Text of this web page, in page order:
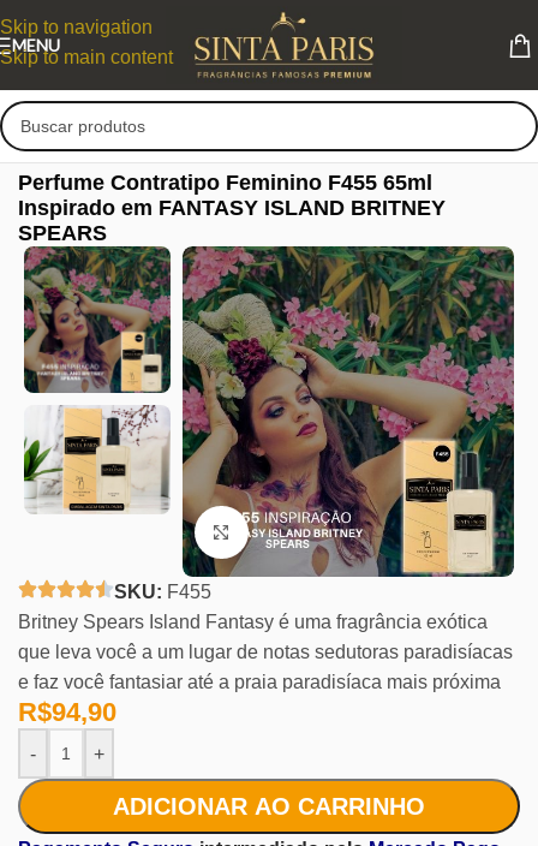
Skip to navigation
Skip to main content
MENU
Perfume Contratipo Feminino F455 65ml
Inspirado em FANTASY ISLAND BRITNEY
SPEARS
Clique para ampliar
SKU: F455
Britney Spears Island Fantasy é uma fragrância exótica
que leva você a um lugar de notas sedutoras paradisíacas
e faz você fantasiar até a praia paradisíaca mais próxima
R$94,90
- +
ADICIONAR AO CARRINHO